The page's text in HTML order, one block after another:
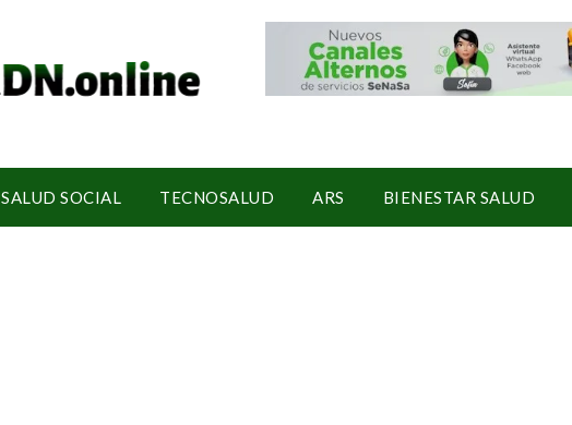
SALUD SOCIAL TECNOSALUD ARS BIENESTAR SALUD